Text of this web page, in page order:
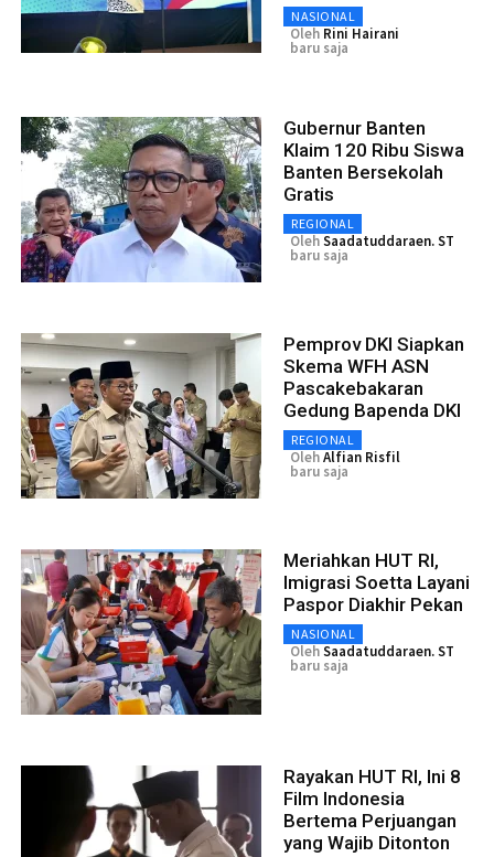
NASIONAL
Oleh Rini Hairani
baru saja
Gubernur Banten
Klaim 120 Ribu Siswa
Banten Bersekolah
Gratis
REGIONAL
OlehSaadatuddaraen. ST
baru saja
Pemprov DKI Siapkan
Skema WFH ASN
Pascakebakaran
Gedung Bapenda DKI
REGIONAL
OlehAlfian Risfil
baru saja
Meriahkan HUT RI,
Imigrasi Soetta Layani
Paspor Diakhir Pekan
NASIONAL
OlehSaadatuddaraen. ST
baru saja
Rayakan HUT RI, Ini 8
Film Indonesia
Bertema Perjuangan
yang Wajib Ditonton